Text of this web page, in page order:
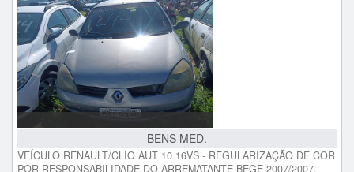
BENS MED.
VEÍCULO RENAULT/CLIO AUT 10 16VS - REGULARIZAÇÃO DE COR
POR RESPONSABILIDADE DO ARREMATANTE BEGE 2007/2007..